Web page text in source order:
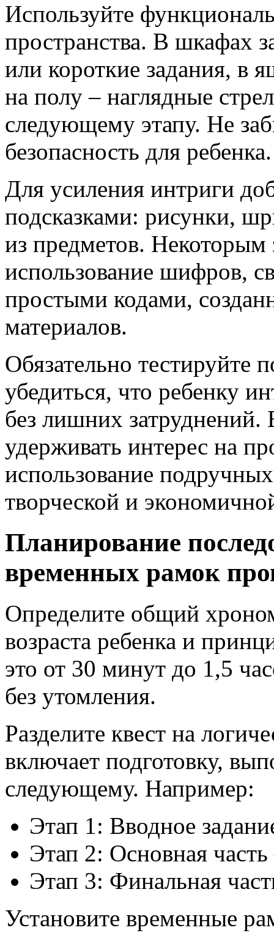
Используйте
пространства. В шкафах
или короткие задания, в
на полу – наглядные
следующему этапу. Не
безопасность для ребенка.
Для усиления интриги
подсказками: рисунки,
из предметов. Некоторым
использование шифров,
простыми кодами,
материалов.
Обязательно тестируйте
убедиться, что ребенку
без лишних затруднений.
удерживать интерес на
использование
творческой и
Планирование
временных рамок
Определите общий
возраста ребенка и
это от 30 минут до 1,5
без утомления.
Разделите квест на
включает подготовку,
следующему. Например:
Этап 1: Вводное
Этап 2: Основная
Этап 3: Финальная
Установите временные